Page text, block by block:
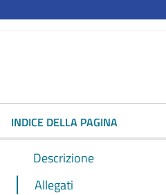
INDICE DELLA PAGINA
Descrizione
Allegati